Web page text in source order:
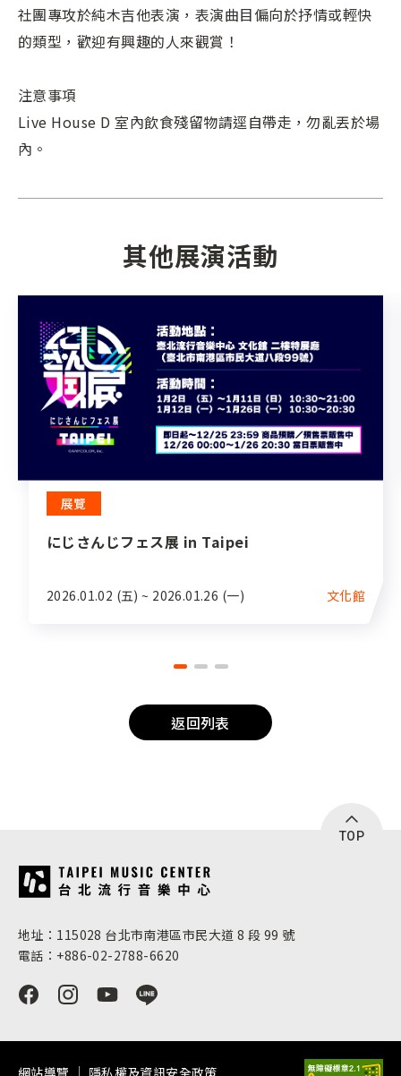
社團專攻於純木吉他表演，表演曲目偏向於抒情或輕快
的類型，歡迎有興趣的人來觀賞！
注意事項
Live House D 室內飲食殘留物請逕自帶走，勿亂丟於場
內。
其他展演活動
展覽
にじさんじフェス展 in Taipei
2026.01.02 (五) ~ 2026.01.26 (一) 文化館
返回列表
TOP
:::
地址：115028 台北市南港區市民大道 8 段 99 號
電話：+886-02-2788-6620
網站導覽 隱私權及資訊安全政策